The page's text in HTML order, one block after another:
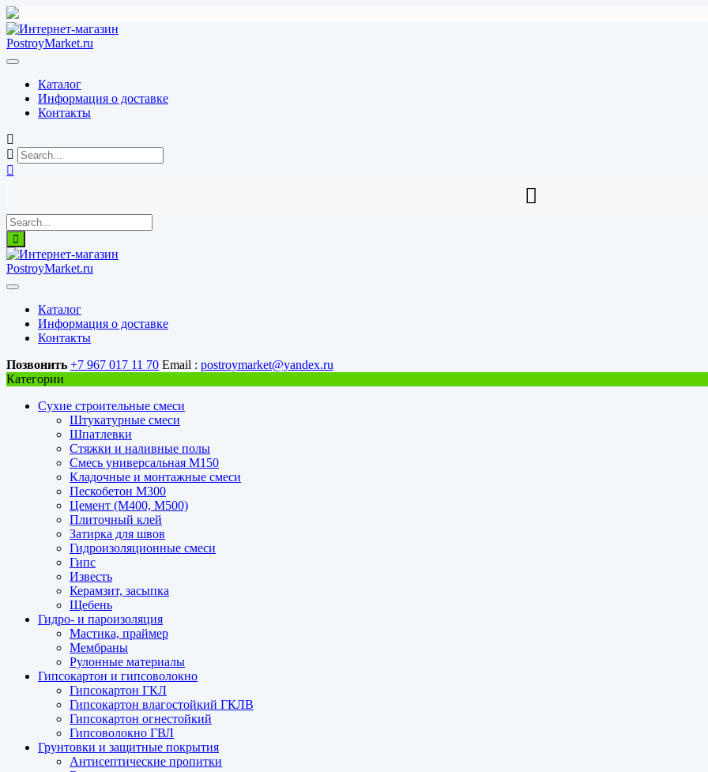
Перейти
к
содержимому
Каталог
Информация о доставке
Контакты
Каталог
Информация о доставке
Контакты
Позвонить +7 967 017 11 70 Email : postroymarket@yandex.ru
Категории
Сухие строительные смеси
Штукатурные смеси
Шпатлевки
Стяжки и наливные полы
Смесь универсальная М150
Кладочные и монтажные смеси
Пескобетон М300
Цемент (М400, М500)
Плиточный клей
Затирка для швов
Гидроизоляционные смеси
Гипс
Известь
Керамзит, засыпка
Щебень
Гидро- и пароизоляция
Мастика, праймер
Мембраны
Рулонные материалы
Гипсокартон и гипсоволокно
Гипсокартон ГКЛ
Гипсокартон влагостойкий ГКЛВ
Гипсокартон огнестойкий
Гипсоволокно ГВЛ
Грунтовки и защитные покрытия
Антисептические пропитки